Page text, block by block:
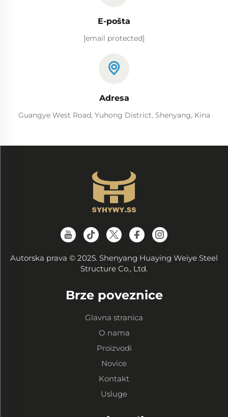
E-pošta
[email protected]
Adresa
Guangye West Road, Yuhong District, Shenyang, Kina
Autorska prava © 2025. Shenyang Huaying Weiye Steel
Structure Co., Ltd.
Brze poveznice
Glavna stranica
O nama
Proizvodi
Novice
Kontakt
Usluge